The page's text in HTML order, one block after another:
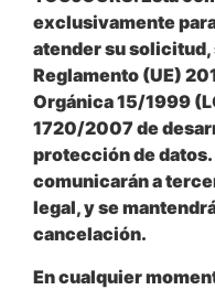
exclusivamente
atender su solicitud,
Reglamento (UE)
Orgánica 15/1999
1720/2007 de
protección de datos.
comunicarán a
legal, y se
cancelación.
En cualquier